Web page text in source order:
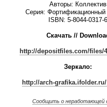
Авторы: Коллектив
Серия: Фортификационный
ISBN: 5-8044-0317-6
Скачать //
http://depositfiles.com/files/
Зеркало:
http://arch-grafika.ifolder.ru/
Сообщить о неработающей